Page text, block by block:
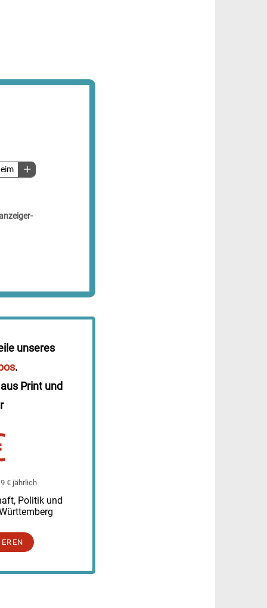
unseres
.
Print und
€ jährlich
Politik und